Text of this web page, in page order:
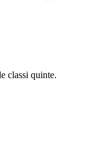
classi quinte.